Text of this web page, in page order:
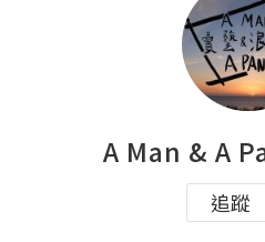
A Man & A
追蹤